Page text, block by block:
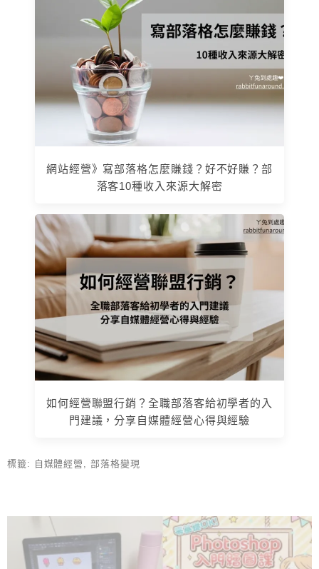
網站經營》寫部落格怎麼賺錢？好不好賺？部
落客10種收入來源大解密
如何經營聯盟行銷？全職部落客給初學者的入
門建議，分享自媒體經營心得與經驗
標籤: 自媒體經營 ,部落格變現
上 / 下一篇文章